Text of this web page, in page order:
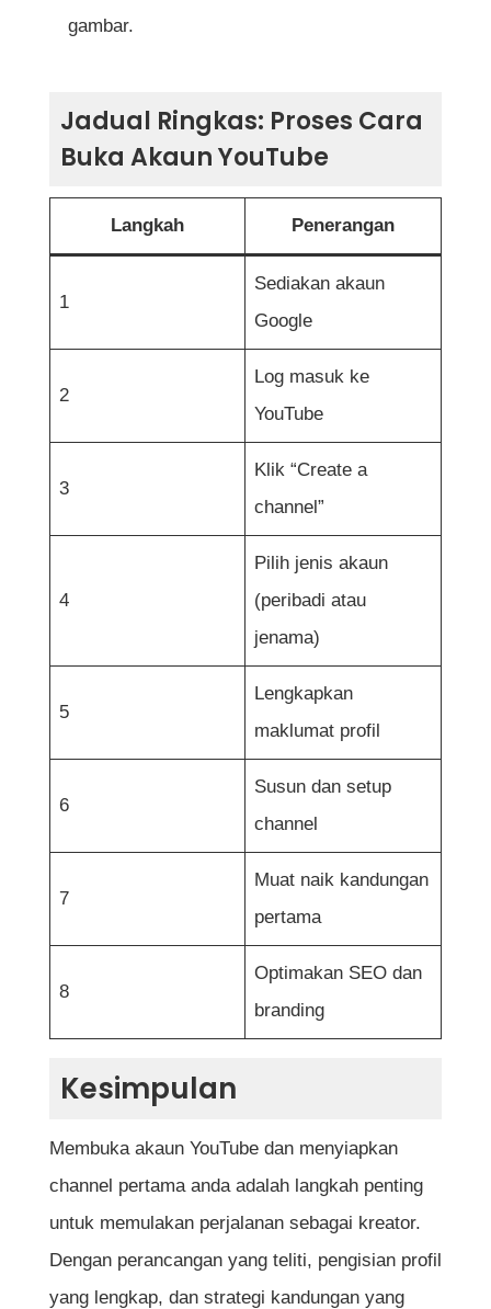
gambar.
Jadual Ringkas: Proses Cara
Buka Akaun YouTube
Langkah Penerangan
1
Sediakan akaun
Google
2
Log masuk ke
YouTube
3
Klik “Create a
channel”
4
Pilih jenis akaun
(peribadi atau
jenama)
5
Lengkapkan
maklumat profil
6
Susun dan setup
channel
7
Muat naik kandungan
pertama
8
Optimakan SEO dan
branding
Kesimpulan
Membuka akaun YouTube dan menyiapkan
channel pertama anda adalah langkah penting
untuk memulakan perjalanan sebagai kreator.
Dengan perancangan yang teliti, pengisian profil
yang lengkap, dan strategi kandungan yang